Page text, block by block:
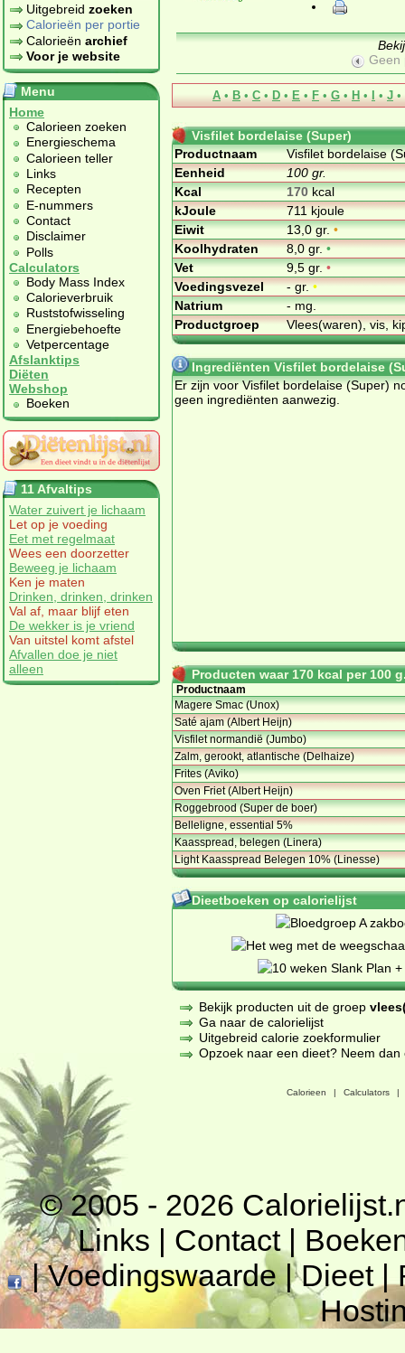
Uitgebreid zoeken
Calorieën per portie
Calorieën archief
Voor je website
Menu
Home
Calorieen zoeken
Energieschema
Calorieen teller
Links
Recepten
E-nummers
Contact
Disclaimer
Polls
Calculators
Body Mass Index
Calorieverbruik
Ruststofwisseling
Energiebehoefte
Vetpercentage
Afslanktips
Diëten
Webshop
Boeken
11 Afvaltips
Water zuivert je lichaam
Let op je voeding
Eet met regelmaat
Wees een doorzetter
Beweeg je lichaam
Ken je maten
Drinken, drinken, drinken
Val af, maar blijf eten
De wekker is je vriend
Van uitstel komt afstel
Afvallen doe je niet
alleen
Geen
A • B • C • D • E • F • G • H • I • J •
Visfilet bordelaise (Super)
Productnaam
Visfilet bordelaise
Eenheid
100 gr.
Kcal
170kcal
kJoule
711 kjoule
Eiwit
13,0 gr.•
Koolhydraten
8,0 gr.•
Vet
9,5 gr.•
Voedingsvezel
- gr.•
Natrium
- mg.
Productgroep
Vlees(waren), vis,
Ingrediënten Visfilet bordelaise
Er zijn voor Visfilet bordelaise (Super)
geen ingrediënten aanwezig.
Producten waar 170 kcal per 100
Productnaam
Magere Smac (Unox)
Saté ajam (Albert Heijn)
Visfilet normandië (Jumbo)
Zalm, gerookt, atlantische (Delhaize)
Frites (Aviko)
Oven Friet (Albert Heijn)
Roggebrood (Super de boer)
Belleligne, essential 5%
Kaasspread, belegen (Linera)
Light Kaasspread Belegen 10% (Linesse)
Dieetboeken op calorielijst
Bekijk producten uit de groep
Ga naar de calorielijst
Uitgebreid calorie zoekformulier
Opzoek naar een dieet? Neem
Calorieen | Calculators |
© 2005 - 2026
Links | Contact|
|Voedingswaarde|Dieet|